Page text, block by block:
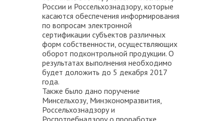
России и Россельхознадзору, которые
касаются обеспечения информирования
по вопросам электронной
сертификации субъектов различных
форм собственности, осуществляющих
оборот подконтрольной продукции. О
результатах выполнения необходимо
будет доложить до 5 декабря 2017
года.
Также было дано поручение
Минсельхозу, Минэкономразвития,
Россельхознадзору и